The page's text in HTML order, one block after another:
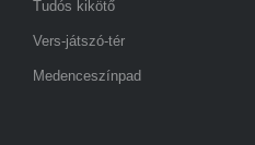
Tudós kikötő
Vers-játszó-tér
Medenceszínpad